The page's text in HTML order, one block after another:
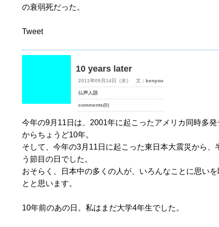
の衰弱死だった。
Tweet
10 years later
2011年09月14日（水） 文： kenyou
仏声人語
comments(0)
今年の9月11日は、2001年に起こったアメリカ同時多
からちょうど10年。
そして、今年の3月11日に起こった東日本大震災から、
う節目の日でした。
おそらく、日本中の多くの人が、いろんなことに思い
とと思います。
10年前のあの日。私はまだ大学4年生でした。